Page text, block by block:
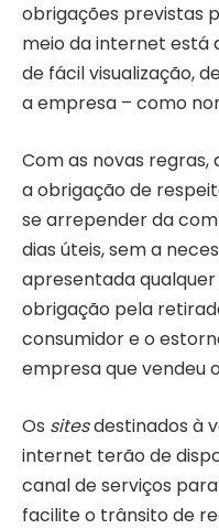
obrigações previstas
meio da internet está
de fácil visualização,
a empresa – como
Com as novas
a obrigação de
se arrepender da
dias úteis, sem a
apresentada qualquer
obrigação pela
consumidor e o
empresa que vendeu
Os sitesdestinados à
internet terão de
canal de serviços
facilite o trânsito de